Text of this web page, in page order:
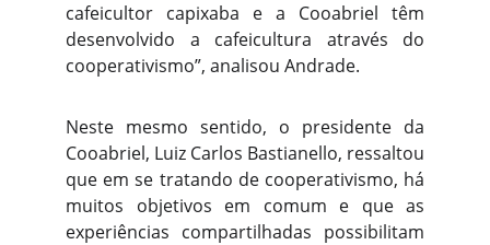
cafeicultor capixaba e a Cooabriel têm
desenvolvido a cafeicultura através do
cooperativismo”, analisou Andrade.
Neste mesmo sentido, o presidente da
Cooabriel, Luiz Carlos Bastianello, ressaltou
que em se tratando de cooperativismo, há
muitos objetivos em comum e que as
experiências compartilhadas possibilitam